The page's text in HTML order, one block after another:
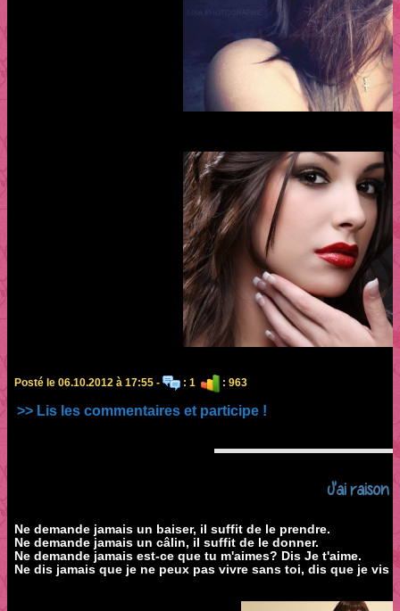
Posté le 06.10.2012 à 17:55 - : 1 : 963
>> Lis les commentaires et participe !
J'ai raison
Ne demande jamais un baiser, il suffit de le prendre.
Ne demande jamais un câlin, il suffit de le donner.
Ne demande jamais est-ce que tu m'aimes? Dis Je t'aime.
Ne dis jamais que je ne peux pas vivre sans toi, dis que je vis